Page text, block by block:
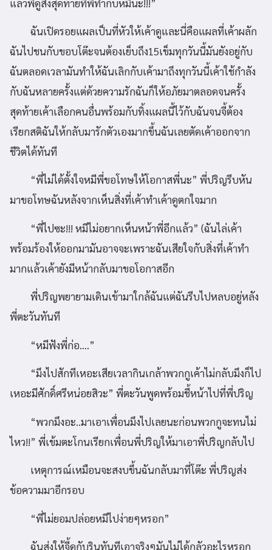
แล้วพี่ดูสิ่งสุดท้ายที่พี่ทำกับหมีนะ!!!”
ฉันเปิดรอยแผลเป็นที่หัวให้เค้าดูและนี่คือแผลที่เค้าผลัก
ฉันไปชนกับขอบโต๊ะจนต้องเย็บถึง15เข็มทุกวันนี้มันยังอยู่กับ
ฉันตลอดเวลามันทำให้ฉันเลิกกับเค้ามาถึงทุกวันนี้เค้าใช้กำลัง
กับฉันหลายครั้งแต่ด้วยความรักฉันก็ให้อภัยมาตลอดจนครั้ง
สุดท้ายเค้าเลือกคนอื่นพร้อมกับทิ้งแผลนี้ไว้กับฉันจนจี้ต้อง
เรียกสติฉันให้กลับมารักตัวเองมากขึ้นฉันเลยตัดเค้าออกจาก
ชีวิตได้ทันที
“พี่ไม่ได้ตั้งใจหมีพี่ขอโทษให้โอกาสพี่นะ” พี่ปริญรีบหัน
มาขอโทษฉันหลังจากเห็นสิ่งที่เค้าทำเค้าดูตกใจมาก
“พี่ไปซะ!!! หมีไม่อยากเห็นหน้าพี่อีกแล้ว” (ฉันไล่เค้า
พร้อมร้องให้ออกมามันอาจจะเพราะฉันเสียใจกับสิ่งที่เค้าทำ
มากแล้วเค้ายังมีหน้ากลับมาขอโอกาสอีก
พี่ปริญพยายามเดินเข้ามาใกล้ฉันแต่ฉันรีบไปหลบอยู่หลัง
พี่ตะวันทันที
“หมีฟังพี่ก่อ….”
“มึงไปสักทีเหอะเสียเวลากินเกล้าพวกกูเค้าไม่กลับมึงก็ไป
เหอะมีศักดิ์ศรีหน่อยสิวะ” พี่ตะวันพูดพร้อมชี้หน้าไปที่พี่ปริญ
“พวกมึงอะ..มาเอาเพื่อนมึงไปเลยนะก่อนพวกกูจะทนไม่
ไหว!!” พี่เข้มตะโกนเรียกเพื่อนพี่ปริญให้มาเอาพี่ปริญกลับไป
เหตุการณ์เหมือนจะสงบขึ้นฉันกลับมาที่โต๊ะ พี่ปริญส่ง
ข้อความมาอีกรอบ
“พี่ไม่ยอมปล่อยหมีไปง่ายๆหรอก”
ฉันส่งให้จี้ดูกับรินทันทีเอาจริงๆมันไม่ได้กลัวอะไรหรอก